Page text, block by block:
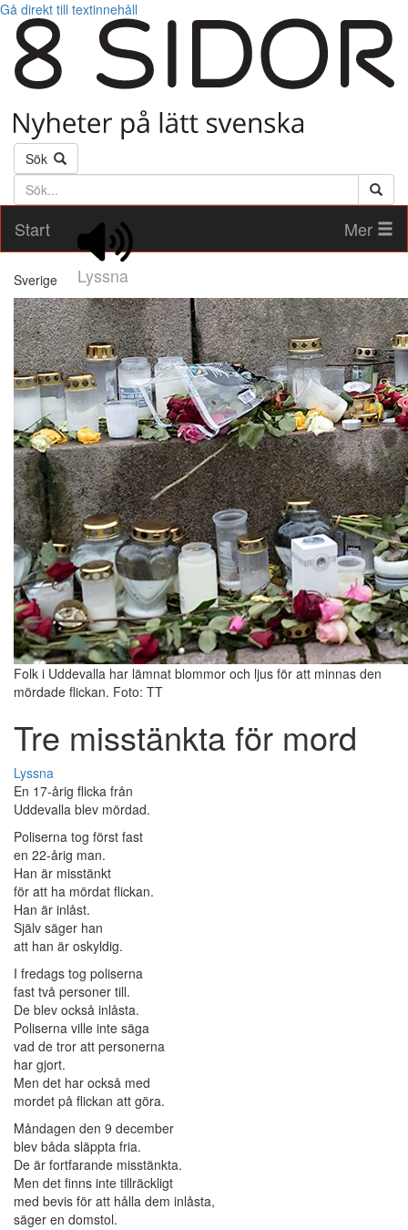
Gå direkt till textinnehåll
Sök
Söktext
Start
Lyssna
Mer
Sverige
Folk i Uddevalla har lämnat blommor och ljus för att minnas den
mördade flickan. Foto: TT
Tre misstänkta för mord
Lyssna
En 17-årig flicka från
Uddevalla blev mördad.
Poliserna tog först fast
en 22-årig man.
Han är misstänkt
för att ha mördat flickan.
Han är inlåst.
Själv säger han
att han är oskyldig.
I fredags tog poliserna
fast två personer till.
De blev också inlåsta.
Poliserna ville inte säga
vad de tror att personerna
har gjort.
Men det har också med
mordet på flickan att göra.
Måndagen den 9 december
blev båda släppta fria.
De är fortfarande misstänkta.
Men det finns inte tillräckligt
med bevis för att hålla dem inlåsta,
säger en domstol.